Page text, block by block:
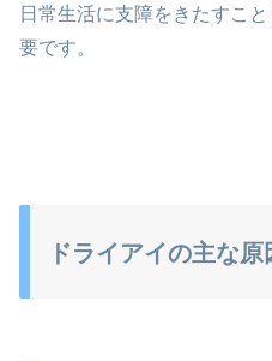
日常生活に支障をきたすこ
要です。
ドライアイの主な原